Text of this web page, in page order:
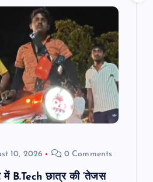
10, 2026 0 Comments
में B.Tech छात्र की ‘तेजस